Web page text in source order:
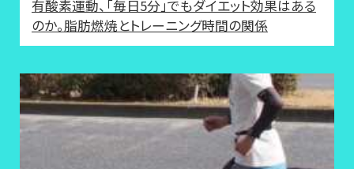
有酸素運動、「毎日5分」でもダイエット効果はある
のか。脂肪燃焼とトレーニング時間の関係